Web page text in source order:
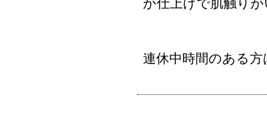
か仕上げで肌触り
連休中時間のある